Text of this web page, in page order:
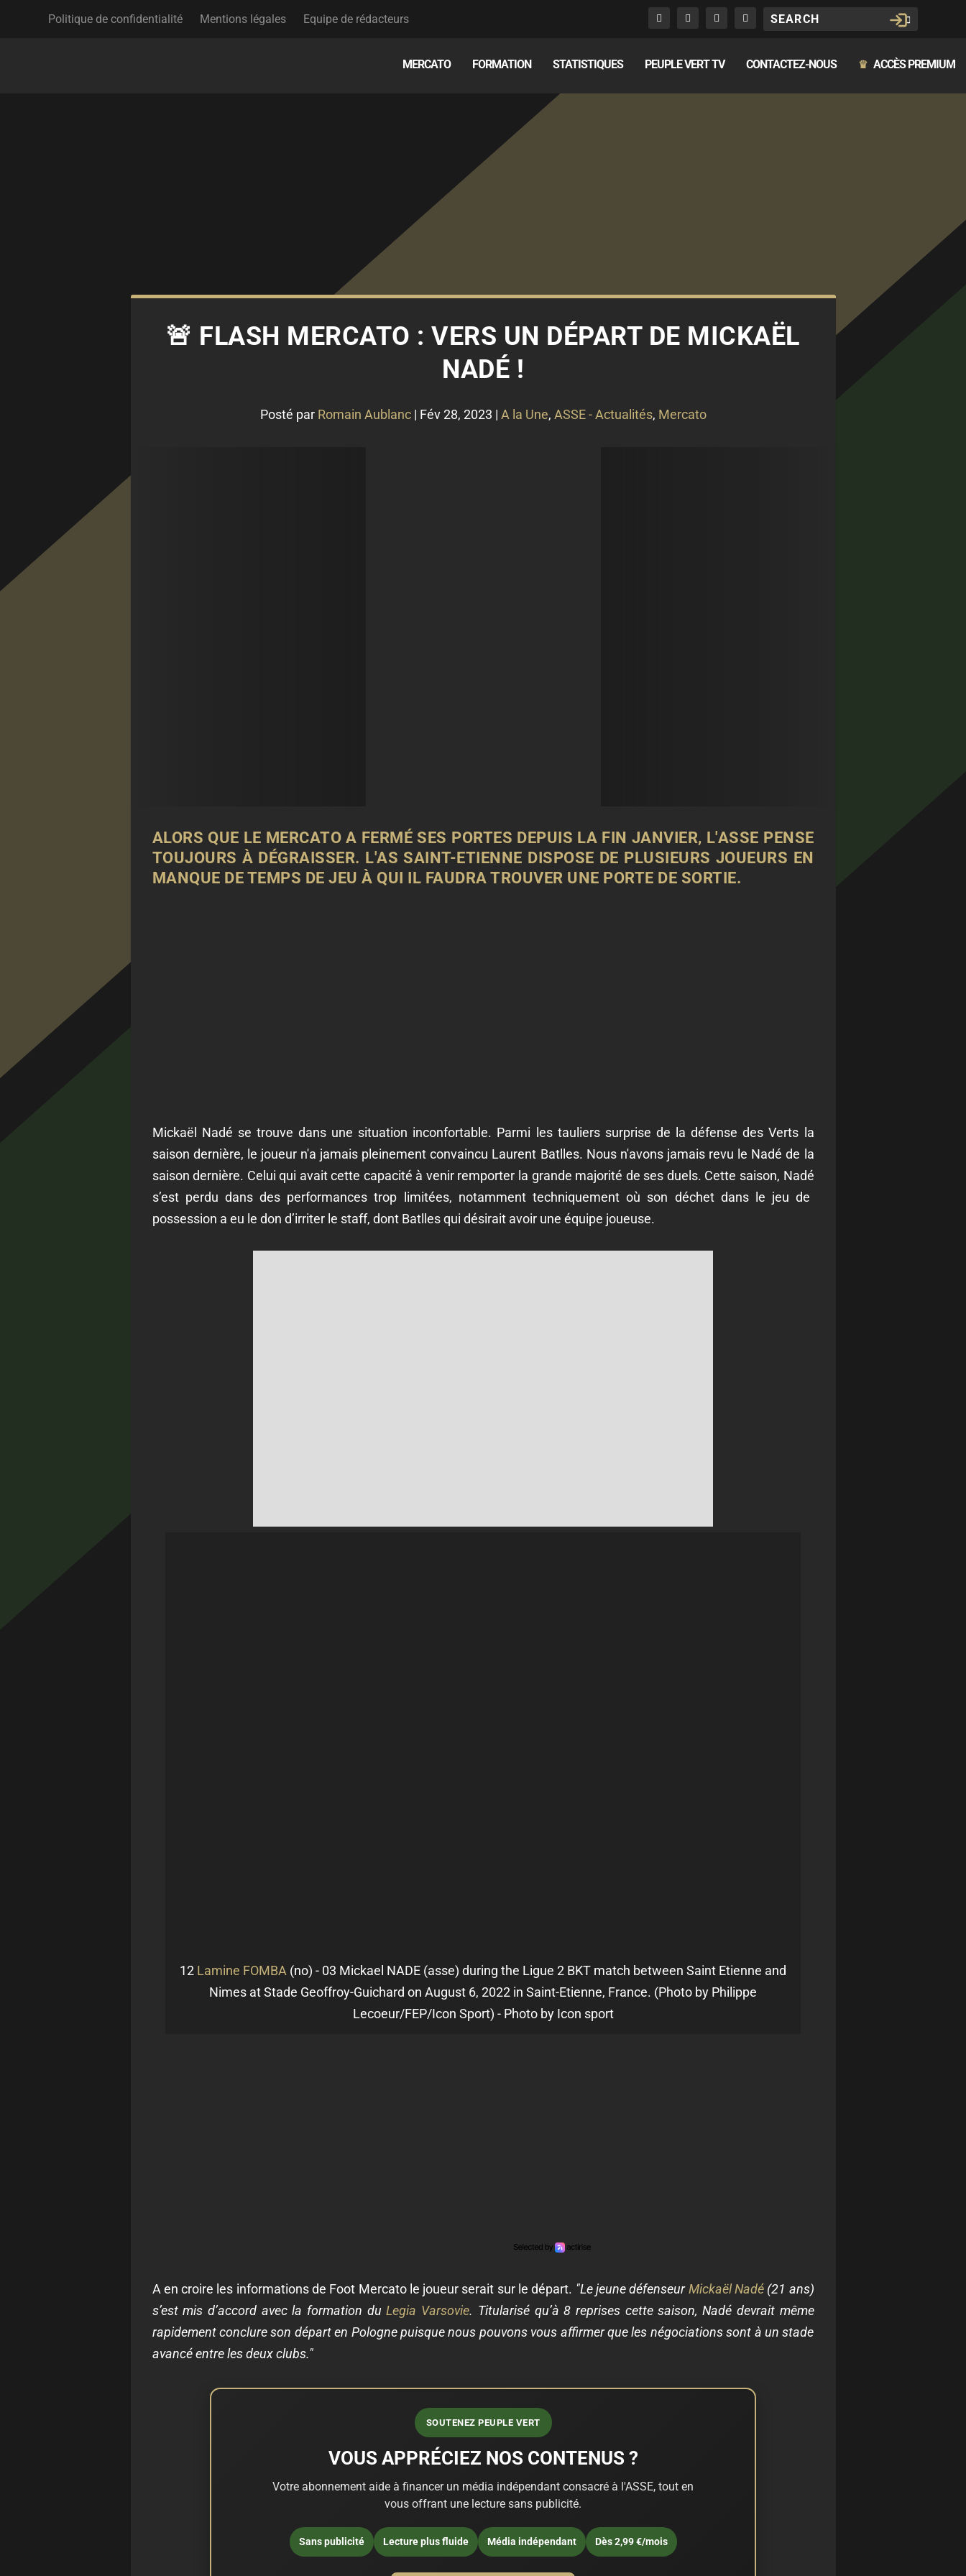
Politique de confidentialité Mentions légales Equipe de rédacteurs
MERCATO FORMATION STATISTIQUES PEUPLE VERT TV CONTACTEZ-NOUS ♛ ACCÈS PREMIUM
🚨 FLASH MERCATO : VERS UN DÉPART DE MICKAËL
NADÉ !
Posté par Romain Aublanc| Fév 28, 2023 | A la Une, ASSE - Actualités, Mercato
ALORS QUE LE MERCATO A FERMÉ SES PORTES DEPUIS LA FIN JANVIER, L'ASSE PENSE
TOUJOURS À DÉGRAISSER. L'AS SAINT-ETIENNE DISPOSE DE PLUSIEURS JOUEURS EN
MANQUE DE TEMPS DE JEU À QUI IL FAUDRA TROUVER UNE PORTE DE SORTIE.
Mickaël Nadé se trouve dans une situation inconfortable. Parmi les tauliers surprise de la défense des Verts la
saison dernière, le joueur n'a jamais pleinement convaincu Laurent Batlles. Nous n'avons jamais revu le Nadé de la
saison dernière. Celui qui avait cette capacité à venir remporter la grande majorité de ses duels. Cette saison, Nadé
s’est perdu dans des performances trop limitées, notamment techniquement où son déchet dans le jeu de
possession a eu le don d’irriter le staff, dont Batlles qui désirait avoir une équipe joueuse.
12 Lamine FOMBA (no) - 03 Mickael NADE (asse) during the Ligue 2 BKT match between Saint Etienne and
Nimes at Stade Geoffroy-Guichard on August 6, 2022 in Saint-Etienne, France. (Photo by Philippe
Lecoeur/FEP/Icon Sport) - Photo by Icon sport
A en croire les informations de Foot Mercato le joueur serait sur le départ. "Le jeune défenseurMickaël Nadé(21 ans)
s’est mis d’accord avec la formation duLegia Varsovie. Titularisé qu’à 8 reprises cette saison, Nadé devrait même
rapidement conclure son départ en Pologne puisque nous pouvons vous affirmer que les négociations sont à un stade
avancé entre les deux clubs."
SOUTENEZ PEUPLE VERT
VOUS APPRÉCIEZ NOS CONTENUS ?
Votre abonnement aide à financer un média indépendant consacré à l'ASSE, tout en
vous offrant une lecture sans publicité.
Sans publicité Lecture plus fluide Média indépendant Dès 2,99 €/mois